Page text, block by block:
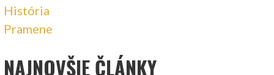
História
Pramene
NAJNOVŠIE ČLÁNKY